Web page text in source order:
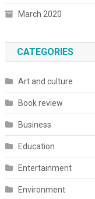
March 2020
CATEGORIES
Art and culture
Book review
Business
Education
Entertainment
Environment